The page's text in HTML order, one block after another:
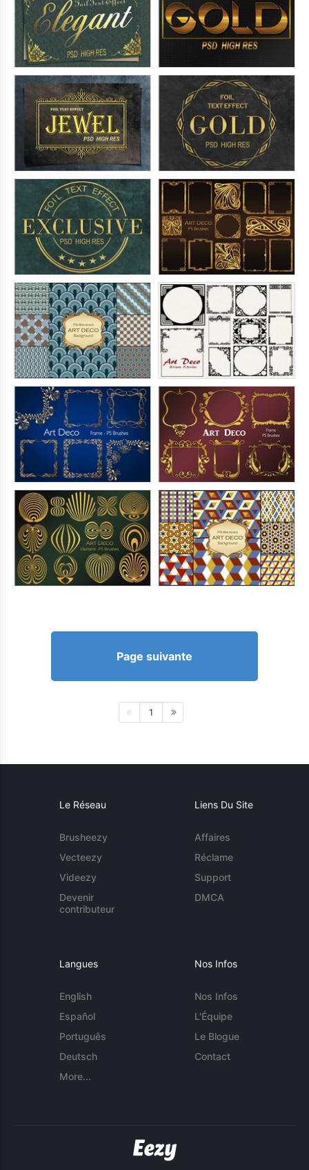
Page suivante
1
Le Réseau
Brusheezy
Vecteezy
Videezy
Devenir
contributeur
Liens Du Site
Affaires
Réclame
Support
DMCA
Langues
English
Español
Português
Deutsch
More...
Nos Infos
Nos Infos
L'Équipe
Le Blogue
Contact